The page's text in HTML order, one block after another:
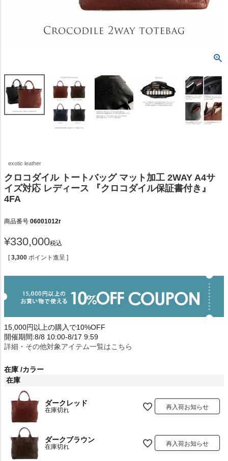
exotic leather
クロコダイル トートバッグ マット加工 2WAY A4サ
イズ対応 レディース 『クロコダイル保証書付き』
4FA
商品番号 06001012r
¥330,000税込
[ 3,300 ポイント進呈 ]
15,000円以上の購入で10%OFF
開催期間:8/8 10:00-8/17 9:59
詳細・その他対象アイテム一覧はこちら
在庫 カラー
在庫
ダークレッド
在庫切れ 再入荷お知らせ
ダークブラウン
在庫切れ 再入荷お知らせ